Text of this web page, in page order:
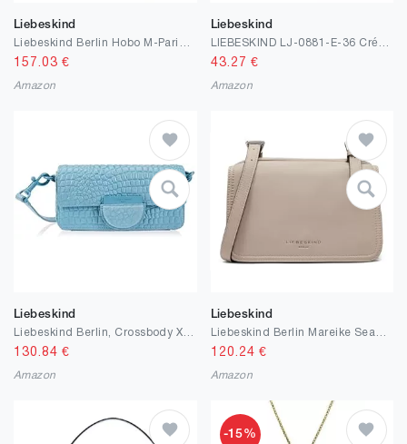
Liebeskind
157.03 €
Amazon
Liebeskind
43.27 €
Amazon
Liebeskind
130.84 €
Amazon
Liebeskind
120.24 €
Amazon
-15%